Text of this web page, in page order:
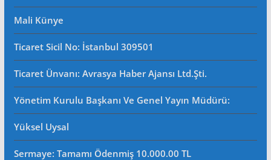
Mali Künye
Ticaret Sicil No: İstanbul 309501
Ticaret Ünvanı: Avrasya Haber Ajansı Ltd.Şti.
Yönetim Kurulu Başkanı Ve Genel Yayın Müdürü:
Yüksel Uysal
Sermaye: Tamamı Ödenmiş 10.000.00 TL